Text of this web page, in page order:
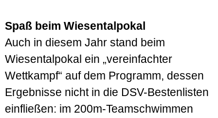
Spaß beim Wiesentalpokal
Auch in diesem Jahr stand beim
Wiesentalpokal ein „vereinfachter
Wettkampf“ auf dem Programm, dessen
Ergebnisse nicht in die DSV-Bestenlisten
einfließen: im 200m-Teamschwimmen